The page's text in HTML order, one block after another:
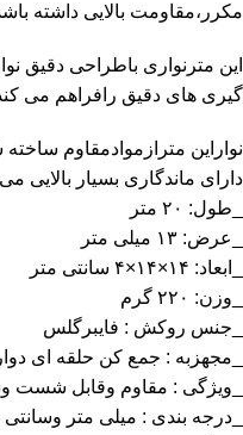
مکرر،مقاومت بالایی داشته
این مترنواری باطراحی دقیق
گیری های دقیق رافراهم می
نواراین مترازموادمقاوم
دارای ماندگاری بسیار بالایی
_طول: ۲۰ متر
_عرض: ۱۳ میلی متر
_ابعاد: ۱۴×۱۴×۴ سانتی متر
_وزن: ۲۲۰ گرم
_جنس روکش : فایبرگلس
_مجهزبه : جمع کن حلقه ای دوار
_ویژگی : مقاوم وقابل شست
_درجه بندی : میلی متر